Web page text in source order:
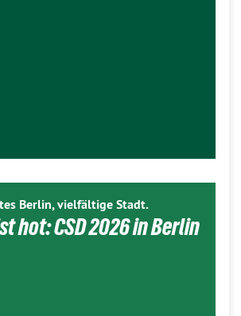
Berlin, vielfältige Stadt.
hot: CSD 2026 in Berlin